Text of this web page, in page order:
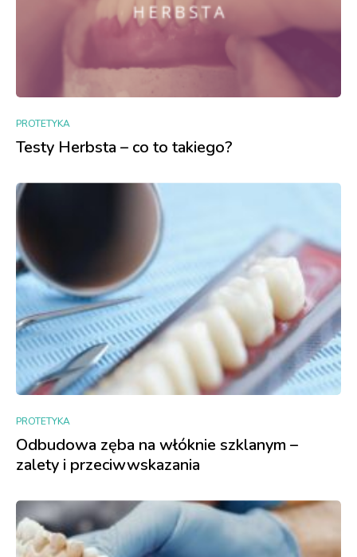
PROTETYKA
Testy Herbsta – co to takiego?
PROTETYKA
Odbudowa zęba na włóknie szklanym –
zalety i przeciwwskazania